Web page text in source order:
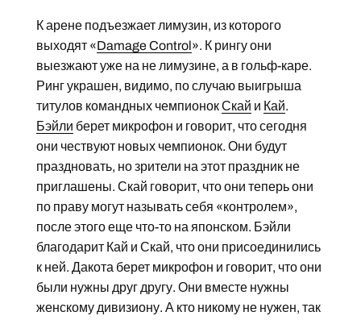
К арене подъезжает лимузин, из которого
выходят «Damage Control». К рингу они
выезжают уже на не лимузине, а в гольф-каре.
Ринг украшен, видимо, по случаю выигрыша
титулов командных чемпионокСкай и Кай.
Бэйли берет микрофон и говорит, что сегодня
они чествуют новых чемпионок. Они будут
праздновать, но зрители на этот праздник не
приглашены. Скай говорит, что они теперь они
по праву могут называть себя «контролем»,
после этого еще что-то на японском. Бэйли
благодарит Кай и Скай, что они присоединились
к ней. Дакота берет микрофон и говорит, что они
были нужны друг другу. Они вместе нужны
женскому дивизиону. А кто никому не нужен, так